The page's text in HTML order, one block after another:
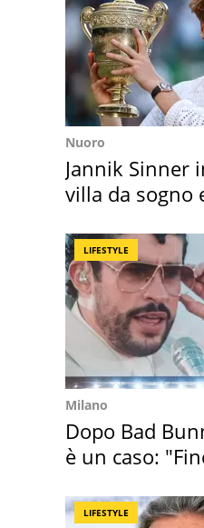
Nuoro
Jannik Sinner
villa da sogno
LIFESTYLE
Milano
Dopo Bad
è un caso:
LIFESTYLE